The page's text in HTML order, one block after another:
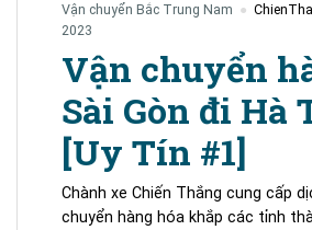
Vận chuyển Bắc Trung Nam
2023
Vận chuyển
Sài Gòn đi Hà
[Uy Tín #1]
Chành xe Chiến Thắng cung cấp
chuyển hàng hóa khắp các tỉnh